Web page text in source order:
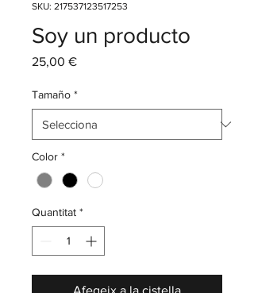
SKU: 217537123517253
Soy un producto
25,00 €Price
Tamaño *
Color *
Quantitat *